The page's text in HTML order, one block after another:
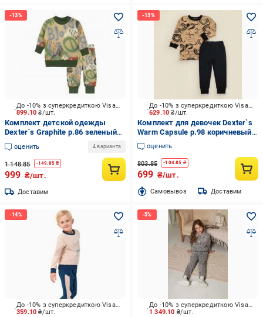
899.10₴/шт.
До -10% з суперкредиткою Visa Вигода
Комплект детской одежды
Dexter`s Graphite р.86 зеленый
d21-39гф
оценить 4 варианта
1 148.85 -149.85 ₴
999 ₴/шт.
Доставим
629.10₴/шт.
До -10% з суперкредиткою Visa Вигода
Комплект для девочек Dexter`s
Warm Capsule р.98 коричневый
d211-3
оценить
803.85 -104.85 ₴
699 ₴/шт.
Cамовывоз Доставим
359.10₴/шт.
До -10% з суперкредиткою Visa Вигода
1 349.10 ₴/шт.
До -10% з суперкредиткою Visa Вигода